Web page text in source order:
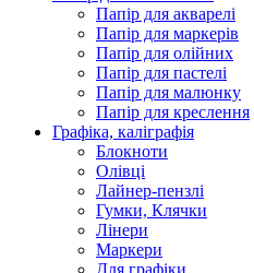
Папір для акварелі
Папір для маркерів
Папір для олійних
Папір для пастелі
Папір для малюнку
Папір для креслення
Графіка, каліграфія
Блокноти
Олівці
Лайнер-пензлі
Гумки, Клячки
Лінери
Маркери
Для графіки